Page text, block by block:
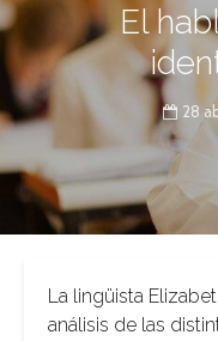
El
28
La lingüista
análisis de las